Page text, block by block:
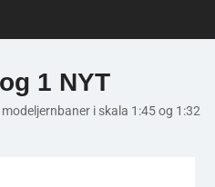
1 NYT
i skala 1:45 og 1:32